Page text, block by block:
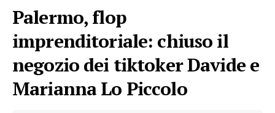
Palermo, flop
imprenditoriale: chiuso il
negozio dei tiktoker Davide e
Marianna Lo Piccolo